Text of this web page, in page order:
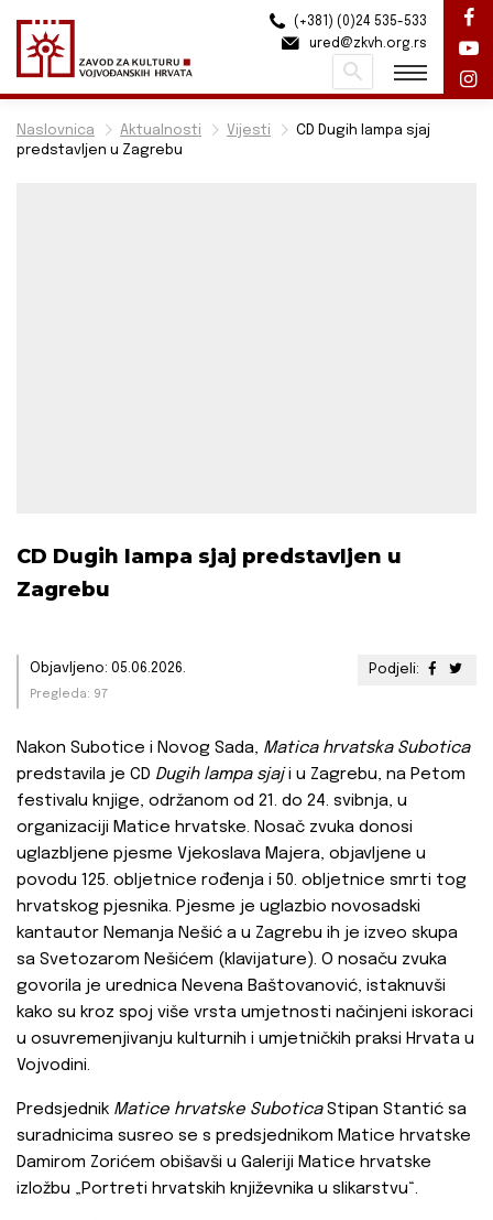
Naslovnica Aktualnosti Vijesti
CD Dugih lampa sjaj
predstavljen u Zagrebu
CD Dugih lampa sjaj predstavljen u
Zagrebu
Podjeli:
Objavljeno: 05.06.2026.
Pregleda: 97
Nakon Subotice i Novog Sada, Matica hrvatska Subotica
predstavila je CD Dugih lampa sjaji u Zagrebu, na Petom
festivalu knjige, održanom od 21. do 24. svibnja, u
organizaciji Matice hrvatske. Nosač zvuka donosi
uglazbljene pjesme Vjekoslava Majera, objavljene u
povodu 125. obljetnice rođenja i 50. obljetnice smrti tog
hrvatskog pjesnika. Pjesme je uglazbio novosadski
kantautor Nemanja Nešić a u Zagrebu ih je izveo skupa
sa Svetozarom Nešićem (klavijature). O nosaču zvuka
govorila je urednica Nevena Baštovanović, istaknuvši
kako su kroz spoj više vrsta umjetnosti načinjeni iskoraci
u osuvremenjivanju kulturnih i umjetničkih praksi Hrvata u
Vojvodini.
Predsjednik Matice hrvatske SuboticaStipan Stantić sa
suradnicima susreo se s predsjednikom Matice hrvatske
Damirom Zorićem obišavši u Galeriji Matice hrvatske
izložbu „Portreti hrvatskih književnika u slikarstvu“.
(+381) (0)24 535-533
ured@zkvh.org.rs
Pretraži